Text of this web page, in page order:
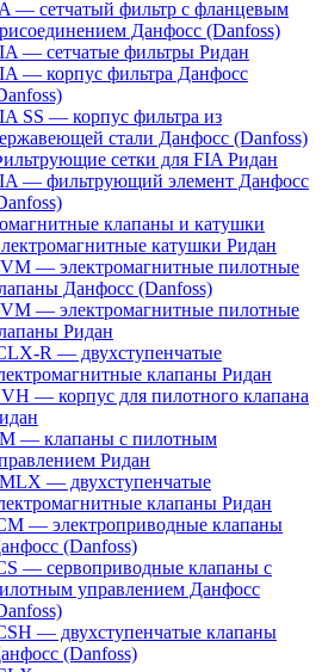
— сетчатый фильтр с фланцевым
Данфосс (Danfoss)
— сетчатые фильтры Ридан
— корпус фильтра Данфосс
SS — корпус фильтра из
стали Данфосс (Danfoss)
сетки для FIA Ридан
— фильтрующий элемент Данфосс
клапаны и катушки
катушки Ридан
— электромагнитные пилотные
Данфосс (Danfoss)
— электромагнитные пилотные
Ридан
R — двухступенчатые
клапаны Ридан
— корпус для пилотного клапана
— клапаны с пилотным
Ридан
— двухступенчатые
клапаны Ридан
— электроприводные клапаны
(Danfoss)
— сервоприводные клапаны с
управлением Данфосс
— двухступенчатые клапаны
(Danfoss)